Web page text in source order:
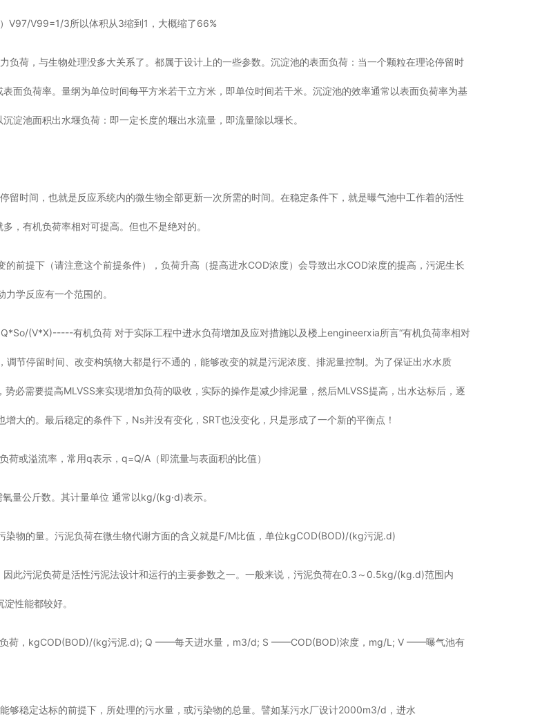
V97/V99=1/3所以体积从3缩到1，大概缩了66%
负荷，与生物处理没多大关系了。都属于设计上的一些参数。沉淀池的表面负荷：当一个颗粒在理论停留时
面负荷率。量纲为单位时间每平方米若干立方米，即单位时间若干米。沉淀池的效率通常以表面负荷率为基
淀池面积出水堰负荷：即一定长度的堰出水流量，即流量除以堰长。
留时间，也就是反应系统内的微生物全部更新一次所需的时间。在稳定条件下，就是曝气池中工作着的活性
，有机负荷率相对可提高。但也不是绝对的。
前提下（请注意这个前提条件），负荷升高（提高进水COD浓度）会导致出水COD浓度的提高，污泥生长
学反应有一个范围的。
(V*X)-----有机负荷 对于实际工程中进水负荷增加及应对措施以及楼上engineerxia所言“有机负荷率相对
节停留时间、改变构筑物大都是行不通的，能够改变的就是污泥浓度、排泥量控制。为了保证出水水质
必需要提高MLVSS来实现增加负荷的吸收，实际的操作是减少排泥量，然后MLVSS提高，出水达标后，逐
大的。最后稳定的条件下，Ns并没有变化，SRT也没变化，只是形成了一个新的平衡点！
或溢流率，常用q表示，q=Q/A（即流量与表面积的比值）
量公斤数。其计量单位 通常以kg/(kg·d)表示。
物的量。污泥负荷在微生物代谢方面的含义就是F/M比值，单位kgCOD(BOD)/(kg污泥.d)
此污泥负荷是活性污泥法设计和运行的主要参数之一。一般来说，污泥负荷在0.3～0.5kg/(kg.d)范围内
性能都较好。
荷，kgCOD(BOD)/(kg污泥.d); Q ——每天进水量，m3/d; S ——COD(BOD)浓度，mg/L; V ——曝气池有
够稳定达标的前提下，所处理的污水量，或污染物的总量。譬如某污水厂设计2000m3/d，进水